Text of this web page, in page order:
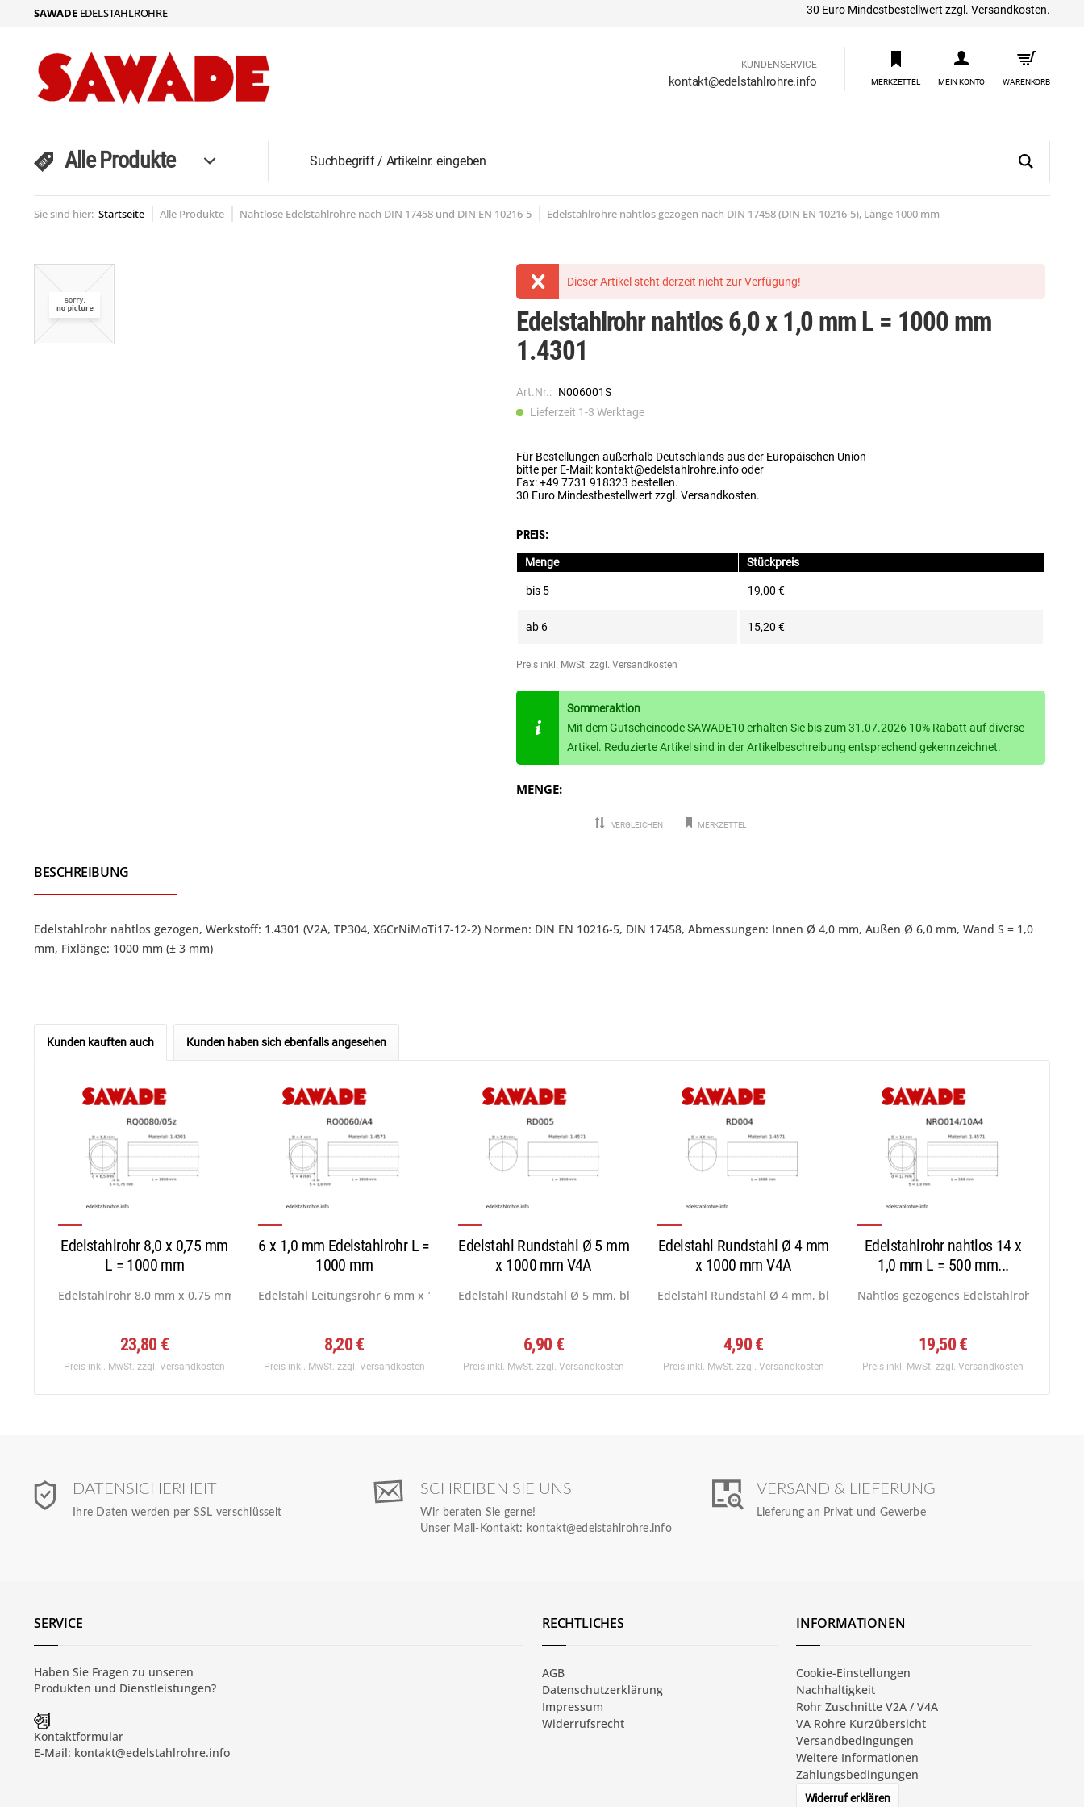
SAWADEEDELSTAHLROHRE 30 Euro Mindestbestellwert zzgl. Versandkosten.
KUNDENSERVICE
kontakt@edelstahlrohre.info MERKZETTEL MEIN KONTO WARENKORB
Alle Produkte
Sie sind hier: Startseite Alle Produkte Nahtlose Edelstahlrohre nach DIN 17458 und DIN EN 10216-5 Edelstahlrohre nahtlos gezogen nach DIN 17458 (DIN EN 10216-5), Länge 1000 mm
Dieser Artikel steht derzeit nicht zur Verfügung!
Edelstahlrohr nahtlos 6,0 x 1,0 mm L = 1000 mm
1.4301
Art.Nr.: N006001S
Lieferzeit 1-3 Werktage
Für Bestellungen außerhalb Deutschlands aus der Europäischen Union
bitte per E-Mail: kontakt@edelstahlrohre.info oder
Fax: +49 7731 918323 bestellen.
30 Euro Mindestbestellwert zzgl. Versandkosten.
PREIS:
Menge Stückpreis
bis 5 19,00 €
ab 6 15,20 €
Preis inkl. MwSt.zzgl. Versandkosten
Sommeraktion
Mit dem Gutscheincode SAWADE10 erhalten Sie bis zum 31.07.2026 10% Rabatt auf diverse
Artikel. Reduzierte Artikel sind in der Artikelbeschreibung entsprechend gekennzeichnet.
MENGE:
VERGLEICHEN MERKZETTEL
BESCHREIBUNG
Edelstahlrohr nahtlos gezogen, Werkstoff: 1.4301 (V2A, TP304, X6CrNiMoTi17-12-2) Normen: DIN EN 10216-5, DIN 17458, Abmessungen: Innen Ø 4,0 mm, Außen Ø 6,0 mm, Wand S = 1,0
mm, Fixlänge: 1000 mm (± 3 mm)
Kunden kauften auch Kunden haben sich ebenfalls angesehen
Edelstahlrohr 8,0 x 0,75 mm
L = 1000 mm
Edelstahlrohr 8,0 mm x 0,75 mm, Werkstoff: 1.4301...
23,80 €
Preis inkl. MwSt. zzgl. Versandkosten
6 x 1,0 mm Edelstahlrohr L =
1000 mm
Edelstahl Leitungsrohr 6 mm x 1,0 mm, Werkstoff:...
8,20 €
Preis inkl. MwSt. zzgl. Versandkosten
Edelstahl Rundstahl Ø 5 mm
x 1000 mm V4A
Edelstahl Rundstahl Ø 5 mm, blank gezogen h9,...
6,90 €
Preis inkl. MwSt.zzgl. Versandkosten
Edelstahl Rundstahl Ø 4 mm
x 1000 mm V4A
Edelstahl Rundstahl Ø 4 mm, blank gezogen h9,...
4,90 €
Preis inkl. MwSt. zzgl. Versandkosten
Edelstahlrohr nahtlos 14 x
1,0 mm L = 500 mm...
Nahtlos gezogenes Edelstahlrohr 14 mm
19,50 €
Preis inkl. MwSt.zzgl. Versandkosten
DATENSICHERHEIT
Ihre Daten werden per SSL verschlüsselt
SCHREIBEN SIE UNS
Wir beraten Sie gerne!
Unser Mail-Kontakt: kontakt@edelstahlrohre.info
VERSAND & LIEFERUNG
Lieferung an Privat und Gewerbe
SERVICE
Haben Sie Fragen zu unseren
Produkten und Dienstleistungen?
Kontaktformular
E-Mail: kontakt@edelstahlrohre.info
RECHTLICHES
AGB
Datenschutzerklärung
Impressum
Widerrufsrecht
INFORMATIONEN
Cookie-Einstellungen
Nachhaltigkeit
Rohr Zuschnitte V2A / V4A
VA Rohre Kurzübersicht
Versandbedingungen
Weitere Informationen
Zahlungsbedingungen
Widerruf erklären